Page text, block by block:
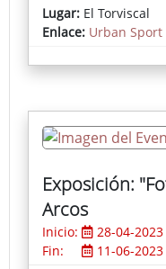
Lugar: El Torviscal
Enlace: Urban Sport
Exposición:
Arcos
Inicio:
28-04-2023
Fin:
11-06-2023